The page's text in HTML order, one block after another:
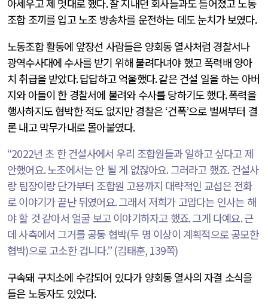
아세우고 제 멋대로 했다.잘 지내던 회사들과도 틀어졌고 노동
조합 조끼를 입고 노조 방송차를 운전하는 데도 눈치가 보였다.
노동조합 활동에 앞장선 사람들은 양회동 열사처럼 경찰서나
광역수사대에 수사를 받기 위해 불려다녀야 했고 폭력배 양아
치 취급을 받았다.답답하고 억울했다.같은 건설 일을 하는 아버
지와 아들이 한 경찰서에 불려와 수사를 당하기도 했다.폭력을
행사하지도 협박한 적도 없지만 경찰은‘건폭’으로 벌써부터 결
론 내고 막무가내로 몰아붙였다.
“2022년 초 한 건설사에서 우리 조합원들과 일하고 싶다고 제
안했어요.노조에서는 안 될 게 없잖아요. 그러라고 했죠. 건설사
랑 팀장이랑 단가부터 조합원 고용까지 대략적인 교섭은 전화
로 이야기가 끝난 뒤였어요.그래서 저희가 고맙다는 인사는 해
야 할 것 같아서 얼굴 보고 이야기하자고 했죠.그게 다예요.근
데 사측에서 그거를 공동 협박(두 명 이상이 계획적으로 공모한
협박)으로 고소한 겁니다.” (김태훈, 139쪽)
구속돼 구치소에 수감되어 있다가 양회동 열사의 자결 소식을
들은 노동자도 있었다.